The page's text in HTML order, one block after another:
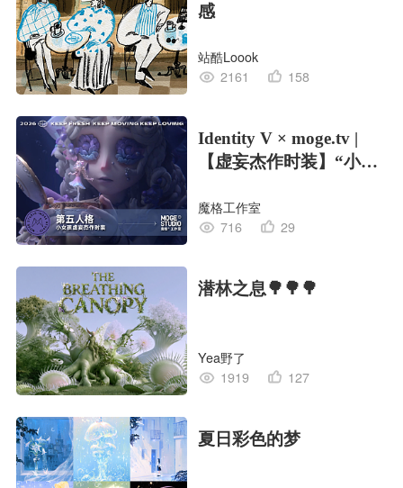
感
站酷Loook
2161
158
Identity V × moge.tv |
【虚妄杰作时装】“小女
魔格工作室
716
29
潜林之息🌳🌳🌳
Yea野了
1919
127
夏日彩色的梦